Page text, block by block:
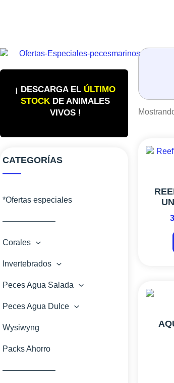
¡ DESCARGA EL ÚLTIMO
STOCK DE ANIMALES
VIVOS !
CATEGORÍAS
*Ofertas especiales
——————–
Corales
Invertebrados
Peces Agua Salada
Peces Agua Dulce
Wysiwyng
Packs Ahorro
——————–